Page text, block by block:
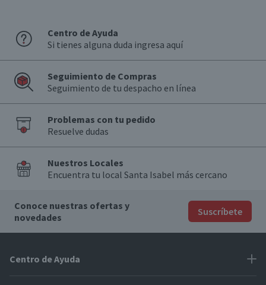
Centro de Ayuda
Si tienes alguna duda ingresa aquí
Seguimiento de Compras
Seguimiento de tu despacho en línea
Problemas con tu pedido
Resuelve dudas
Nuestros Locales
Encuentra tu local Santa Isabel más cercano
Conoce nuestras ofertas y
novedades
Suscríbete
Centro de Ayuda